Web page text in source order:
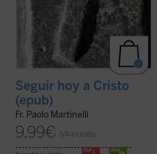
Seguir hoy a Cristo
(epub)
Fr. Paolo Martinelli
9,99€ IVA incluido